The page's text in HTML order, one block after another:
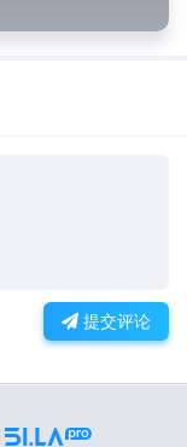
提交评论